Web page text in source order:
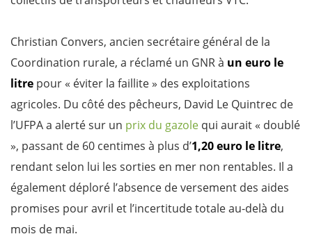
Christian Convers, ancien secrétaire général de la
Coordination rurale, a réclamé un GNR à un euro le
litre pour « éviter la faillite » des exploitations
agricoles. Du côté des pêcheurs, David Le Quintrec de
l’UFPA a alerté sur un prix du gazole qui aurait « doublé
», passant de 60 centimes à plus d’1,20 euro le litre,
rendant selon lui les sorties en mer non rentables. Il a
également déploré l’absence de versement des aides
promises pour avril et l’incertitude totale au-delà du
mois de mai.